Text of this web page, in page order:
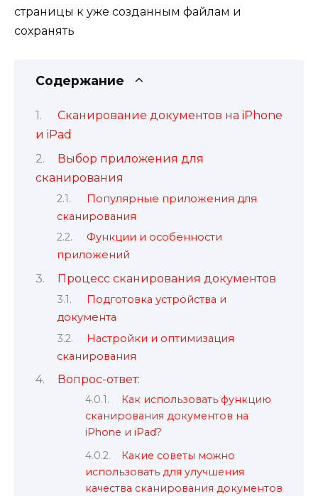
страницы к уже созданным файлам и
сохранять
Содержание
Сканирование документов на iPhone
и iPad
Выбор приложения для
сканирования
Популярные приложения для
сканирования
Функции и особенности
приложений
Процесс сканирования документов
Подготовка устройства и
документа
Настройки и оптимизация
сканирования
Вопрос-ответ:
Как использовать функцию
сканирования документов на
iPhone и iPad?
Какие советы можно
использовать для улучшения
качества сканирования документов